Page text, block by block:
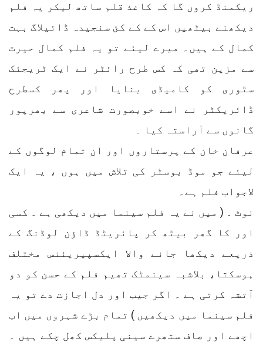
ریکمنڈ کروں گا کہ کاغذ قلم ساتھ لیکر یہ فلم
دیکھنے بیٹھیں اس کے کے کئ سنجیدہ ڈائیلاگ بہت
کمال کے ہیں۔ میرے لیئے تو یہ فلم کمال حیرت
سے مزین تھی کہ کس طرح رائٹر نے ایک ٹریجئک
سٹوری کو کامیڈی بنایا اور پھر کسطرح
ڈائریکٹر نے اسے خوبصورت شاعری سے بھرپور
گانوں سے آراستہ کیا ۔
عرفان خان کے پرستاروں اور ان تمام لوگوں کے
لیئے جو موڈ بوسٹر کی تلاش میں ہوں ، یہ ایک
لاجواب فلم ہے۔
نوٹ ۔ ( میں نے یہ فلم سینما میں دیکھی ہے ۔ کسی
اور کا گھر بیٹھ کر پائریٹڈ ڈاؤن لوڈنگ کے
ذریعے دیکھا جانے والا ایکسپیریئنس مختلف
ہوسکتا، بلاشبہ سینمٹک تھیم فلم کے حسن کو دو
آتشہ کرتی ہے ۔ اگر جیب اور دل اجازت دے تو یہ
فلم سینما میں دیکھیں ) تمام بڑے شہروں میں اب
اچھے اور صاف ستھرے سینی پلیکس کھل چکے ہیں ۔